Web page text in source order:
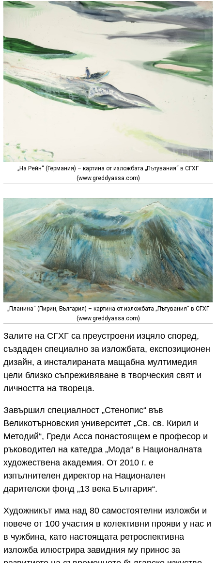
„На Рейн“ (Германия) – картина от изложбата „Пътувания“ в СГХГ
(www.greddyassa.com)
„Планина“ (Пирин, България) – картина от изложбата „Пътувания“ в СГХГ
(www.greddyassa.com)
Залите на СГХГ са преустроени изцяло според,
създаден специално за изложбата, експозиционен
дизайн, а инсталираната мащабна мултимедия
цели близко съпреживяване в творческия свят и
личността на твореца.
Завършил специалност „Стенопис“ във
Великотърновския университет „Св. св. Кирил и
Методий“, Греди Асса понастоящем е професор и
ръководител на катедра „Мода“ в Националната
художествена академия. От 2010 г. е
изпълнителен директор на Национален
дарителски фонд „13 века България“.
Художникът има над 80 самостоятелни изложби и
повече от 100 участия в колективни прояви у нас и
в чужбина, като настоящата ретроспективна
изложба илюстрира завидния му принос за